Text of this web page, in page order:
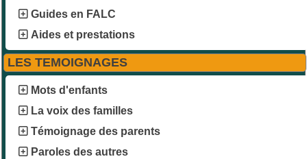
Guides en FALC
Aides et prestations
LES TEMOIGNAGES
Mots d'enfants
La voix des familles
Témoignage des parents
Paroles des autres